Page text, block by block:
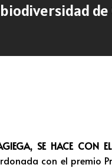
SE HACE CON
con el premio